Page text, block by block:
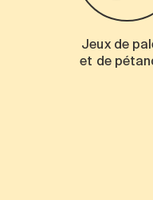
Jeux de
et de